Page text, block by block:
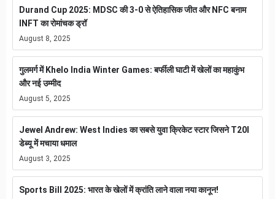
Durand Cup 2025: MDSC की 3-0 से ऐतिहासिक जीत और NFC बनाम
INFT का रोमांचक ड्रॉ
August 8, 2025
गुलमर्ग में Khelo India Winter Games: बर्फीली घाटी में खेलों का महाकुंभ
और नई उम्मीद
August 5, 2025
Jewel Andrew: West Indies का सबसे युवा क्रिकेट स्टार जिसने T20I
डेब्यू में मचाया धमाल
August 3, 2025
Sports Bill 2025: भारत के खेलों में क्रांति लाने वाला नया कानून!